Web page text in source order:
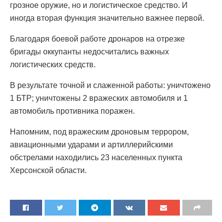
грозное оружие, но и логистическое средство. И
иногда вторая функция значительно важнее первой.
Благодаря боевой работе дронаров на отрезке
бригады оккупанты недосчитались важных
логистических средств.
В результате точной и слаженной работы: уничтожено
1 БТР; уничтожены 2 вражеских автомобиля и 1
автомобиль противника поражен.
Напомним, под вражеским дроновым террором,
авиационными ударами и артиллерийскими
обстрелами находились 23 населенных пункта
Херсонской области.